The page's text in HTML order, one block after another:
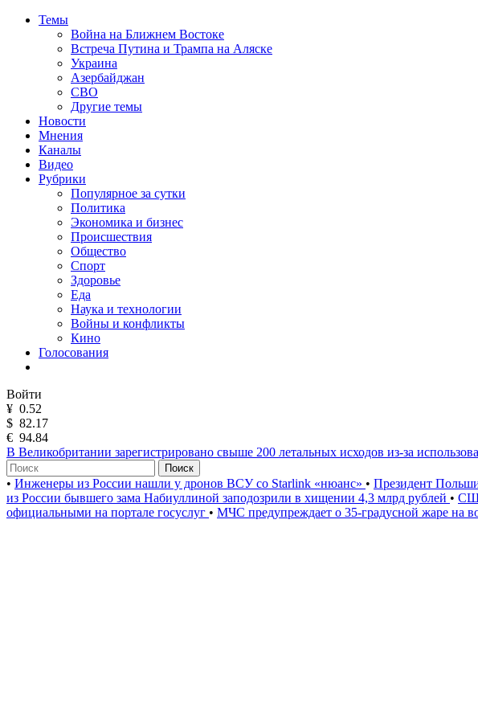
Темы
Война на Ближнем Востоке
Встреча Путина и Трампа на Аляске
Украина
Азербайджан
СВО
Другие темы
Новости
Мнения
Каналы
Видео
Рубрики
Популярное за сутки
Политика
Экономика и бизнес
Происшествия
Общество
Спорт
Здоровье
Еда
Наука и технологии
Войны и конфликты
Кино
Голосования
Войти
¥ 0.52
$ 82.17
€ 94.84
В Великобритании зарегистрировано свыше 200 летальных исходов из-за
Поиск
• Инженеры из России нашли у дронов ВСУ со Starlink «нюанс» • Президент
из России бывшего зама Набиуллиной заподозрили в хищении 4,3 млрд рублей •
официальными на портале госуслуг • МЧС предупреждает о 35-градусной жаре на